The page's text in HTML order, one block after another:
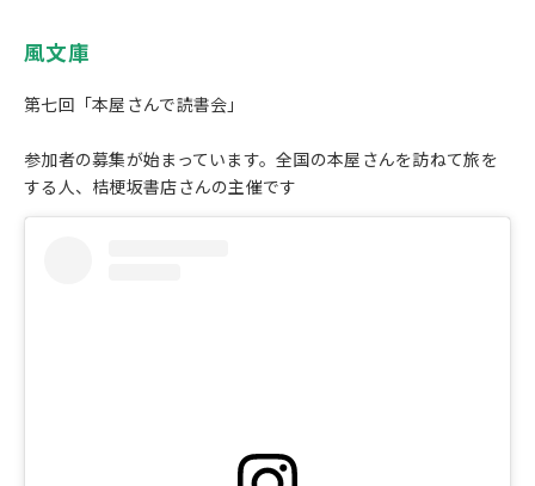
風文庫
第七回「本屋さんで読書会」
参加者の募集が始まっています。全国の本屋さんを訪ねて旅を
する人、桔梗坂書店さんの主催です